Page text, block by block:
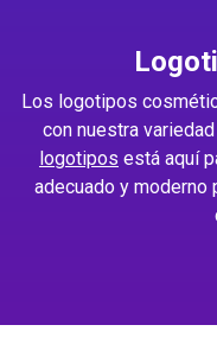
Los logotipos
con nuestra
logotipos está aquí
adecuado y